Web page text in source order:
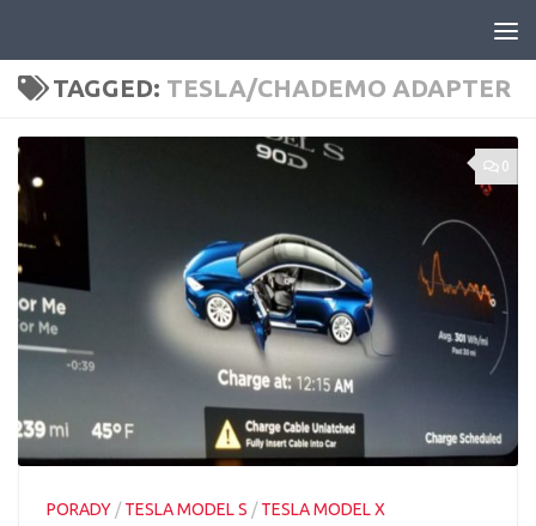
TAGGED: TESLA/CHADEMO ADAPTER
0
PORADY /TESLA MODEL S /TESLA MODEL X